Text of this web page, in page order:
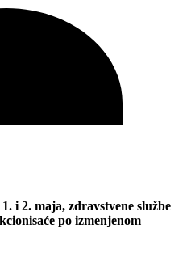
i 2. maja, zdravstvene službe
po izmenjenom